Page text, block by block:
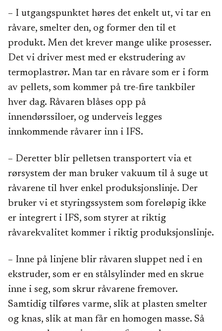
– I utgangspunktet høres det enkelt ut, vi tar en
råvare, smelter den, og former den til et
produkt. Men det krever mange ulike prosesser.
Det vi driver mest med er ekstrudering av
termoplastrør. Man tar en råvare som er i form
av pellets, som kommer på tre-fire tankbiler
hver dag. Råvaren blåses opp på
innendørssiloer, og underveis legges
innkommende råvarer inn i IFS.
– Deretter blir pelletsen transportert via et
rørsystem der man bruker vakuum til å suge ut
råvarene til hver enkel produksjonslinje. Der
bruker vi et styringssystem som foreløpig ikke
er integrert i IFS, som styrer at riktig
råvarekvalitet kommer i riktig produksjonslinje.
– Inne på linjene blir råvaren sluppet ned i en
ekstruder, som er en stålsylinder med en skrue
inne i seg, som skrur råvarene fremover.
Samtidig tilføres varme, slik at plasten smelter
og knas, slik at man får en homogen masse. Så